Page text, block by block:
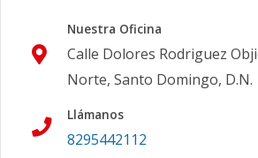
Nuestra Oficina
Calle Dolores Rodriguez
Norte, Santo Domingo, D.N.
Llámanos
8295442112